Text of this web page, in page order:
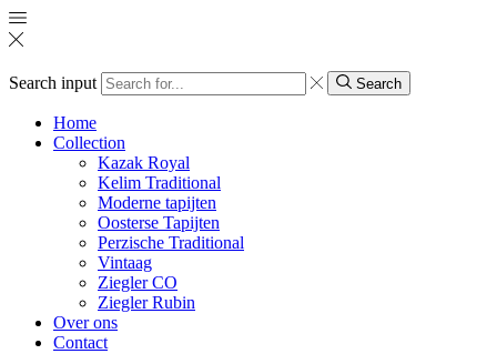
Search input Search
Home
Collection
Kazak Royal
Kelim Traditional
Moderne tapijten
Oosterse Tapijten
Perzische Traditional
Vintaag
Ziegler CO
Ziegler Rubin
Over ons
Contact